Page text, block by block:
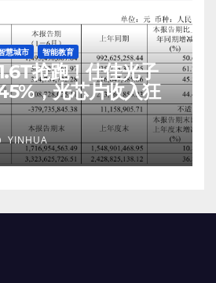
慧城市 智能教育
抢跑！仕佳光子
，光芯片收入狂
YINHUA